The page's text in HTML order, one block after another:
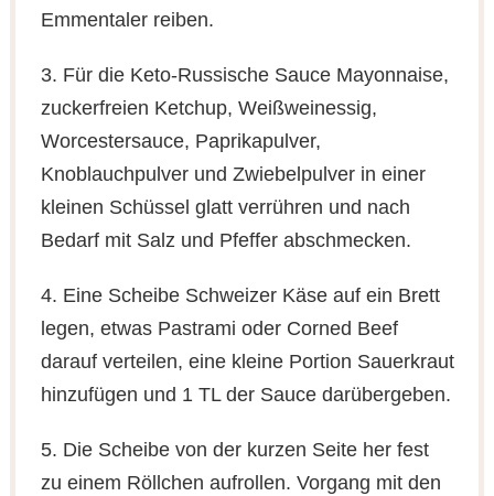
Emmentaler reiben.
3. Für die Keto-Russische Sauce Mayonnaise,
zuckerfreien Ketchup, Weißweinessig,
Worcestersauce, Paprikapulver,
Knoblauchpulver und Zwiebelpulver in einer
kleinen Schüssel glatt verrühren und nach
Bedarf mit Salz und Pfeffer abschmecken.
4. Eine Scheibe Schweizer Käse auf ein Brett
legen, etwas Pastrami oder Corned Beef
darauf verteilen, eine kleine Portion Sauerkraut
hinzufügen und 1 TL der Sauce darübergeben.
5. Die Scheibe von der kurzen Seite her fest
zu einem Röllchen aufrollen. Vorgang mit den